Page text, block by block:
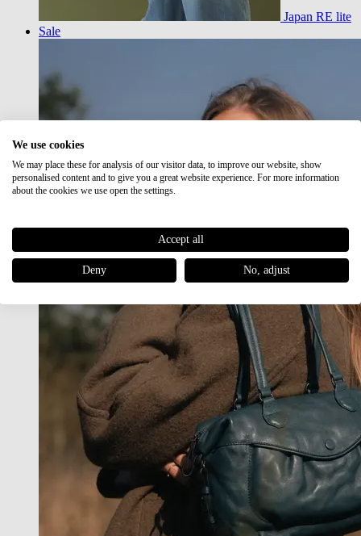
Japan RE lite
Sale
We use cookies
We may place these for analysis of our visitor data, to improve our website, show
personalised content and to give you a great website experience. For more information
about the cookies we use open the settings.
Accept all
Deny No, adjust